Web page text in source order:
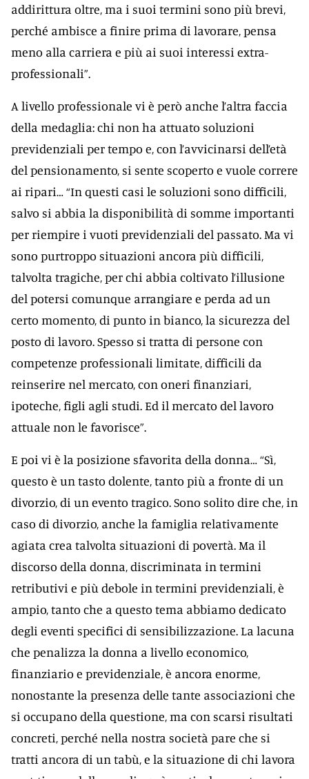
addirittura oltre, ma i suoi termini sono più brevi,
perché ambisce a finire prima di lavorare, pensa
meno alla carriera e più ai suoi interessi extra-
professionali”.
A livello professionale vi è però anche l’altra faccia
della medaglia: chi non ha attuato soluzioni
previdenziali per tempo e, con l’avvicinarsi dell’età
del pensionamento, si sente scoperto e vuole correre
ai ripari… “In questi casi le soluzioni sono difficili,
salvo si abbia la disponibilità di somme importanti
per riempire i vuoti previdenziali del passato. Ma vi
sono purtroppo situazioni ancora più difficili,
talvolta tragiche, per chi abbia coltivato l’illusione
del potersi comunque arrangiare e perda ad un
certo momento, di punto in bianco, la sicurezza del
posto di lavoro. Spesso si tratta di persone con
competenze professionali limitate, difficili da
reinserire nel mercato, con oneri finanziari,
ipoteche, figli agli studi. Ed il mercato del lavoro
attuale non le favorisce”.
E poi vi è la posizione sfavorita della donna… “Sì,
questo è un tasto dolente, tanto più a fronte di un
divorzio, di un evento tragico. Sono solito dire che, in
caso di divorzio, anche la famiglia relativamente
agiata crea talvolta situazioni di povertà. Ma il
discorso della donna, discriminata in termini
retributivi e più debole in termini previdenziali, è
ampio, tanto che a questo tema abbiamo dedicato
degli eventi specifici di sensibilizzazione. La lacuna
che penalizza la donna a livello economico,
finanziario e previdenziale, è ancora enorme,
nonostante la presenza delle tante associazioni che
si occupano della questione, ma con scarsi risultati
concreti, perché nella nostra società pare che si
tratti ancora di un tabù, e la situazione di chi lavora